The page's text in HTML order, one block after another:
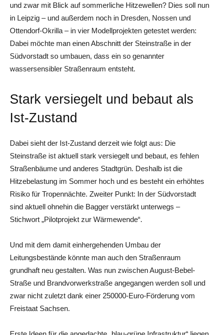
und zwar mit Blick auf sommerliche Hitzewellen? Dies soll nun
in Leipzig – und außerdem noch in Dresden, Nossen und
Ottendorf-Okrilla – in vier Modellprojekten getestet werden:
Dabei möchte man einen Abschnitt der Steinstraße in der
Südvorstadt so umbauen, dass ein so genannter
wassersensibler Straßenraum entsteht.
Stark versiegelt und bebaut als
Ist-Zustand
Dabei sieht der Ist-Zustand derzeit wie folgt aus: Die
Steinstraße ist aktuell stark versiegelt und bebaut, es fehlen
Straßenbäume und anderes Stadtgrün. Deshalb ist die
Hitzebelastung im Sommer hoch und es besteht ein erhöhtes
Risiko für Tropennächte. Zweiter Punkt: In der Südvorstadt
sind aktuell ohnehin die Bagger verstärkt unterwegs –
Stichwort „Pilotprojekt zur Wärmewende“.
Und mit dem damit einhergehenden Umbau der
Leitungsbestände könnte man auch den Straßenraum
grundhaft neu gestalten. Was nun zwischen August-Bebel-
Straße und Brandvorwerkstraße angegangen werden soll und
zwar nicht zuletzt dank einer 250000-Euro-Förderung vom
Freistaat Sachsen.